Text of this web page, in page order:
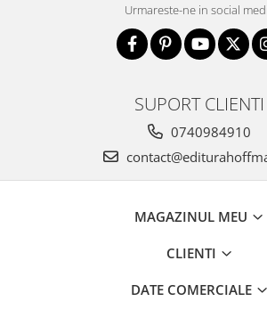
Urmareste-ne in social
SUPORT CLIENTI
0740984910
MAGAZINUL MEU
CLIENTI
DATE COMERCIALE